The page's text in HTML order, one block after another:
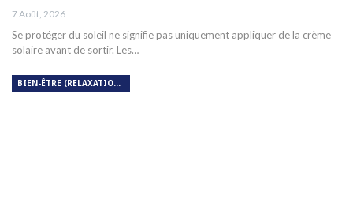
7 Août, 2026
Se protéger du soleil ne signifie pas uniquement appliquer de la crème
solaire avant de sortir. Les…
BIEN-ÊTRE (RELAXATION, MÉDITATION, SOIN DU CORPS)